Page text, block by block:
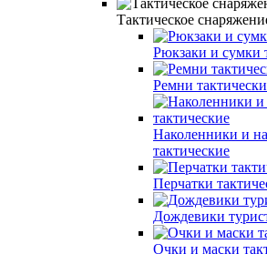
Тактическое
Рюкзаки и сумки
Ремни
Наколенники и
тактические
Перчатки
Дождевики
Очки и маски